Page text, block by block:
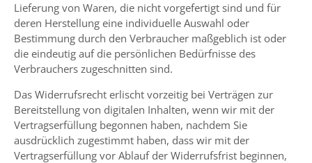
Lieferung von Waren, die nicht vorgefertigt sind und für
deren Herstellung eine individuelle Auswahl oder
Bestimmung durch den Verbraucher maßgeblich ist oder
die eindeutig auf die persönlichen Bedürfnisse des
Verbrauchers zugeschnitten sind.
Das Widerrufsrecht erlischt vorzeitig bei Verträgen zur
Bereitstellung von digitalen Inhalten, wenn wir mit der
Vertragserfüllung begonnen haben, nachdem Sie
ausdrücklich zugestimmt haben, dass wir mit der
Vertragserfüllung vor Ablauf der Widerrufsfrist beginnen,